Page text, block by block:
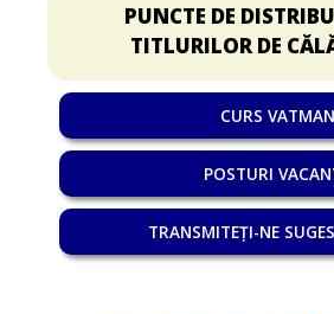
PUNCTE DE
TITLURILOR DE
CURS VATMAN
POSTURI
TRANSMITEȚI-NE